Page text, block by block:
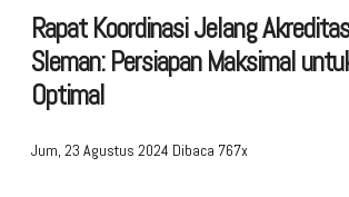
PMBM
Perpustakaan Madyadesta
PPID
Rapat Koordinasi Jelang
Sleman: Persiapan Maksimal
Optimal
Jum, 23 Agustus 2024 Dibaca 767x